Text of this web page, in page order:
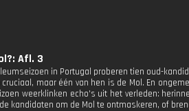
Afl. 3
in Portugal proberen tien oud-
maar één van hen is de Mol. En
weerklinken echo's uit het verleden:
kandidaten om de Mol te ontmaskeren, of